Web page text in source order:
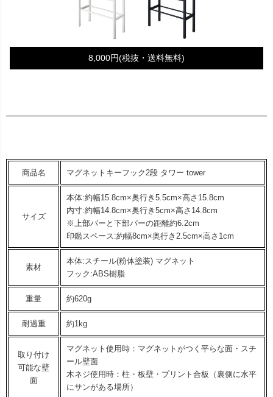
8,000円(税抜・送料無料)
商品名 マグネットキーフック2段 タワー tower
サイズ
本体:約幅15.8cm×奥行き5.5cm×高さ15.8cm
内寸:約幅14.8cm×奥行き5cm×高さ14.8cm
※上部バーと下部バーの距離約6.2cm
印鑑スペース:約幅8cm×奥行き2.5cm×高さ1cm
素材
本体:スチール(粉体塗装) マグネット
フック:ABS樹脂
重量 約620g
耐過重 約1kg
取り付け
可能な壁
面
マグネット使用時：マグネットがつく平らな面・スチ
ール壁面
木ネジ使用時：柱・板壁・プリント合板（裏側に水平
にサンがある場所）